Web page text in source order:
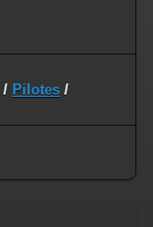
/ Pilotes /